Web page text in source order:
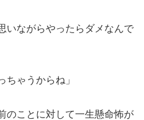
いながらやったらダメなんで
ちゃうからね」
のことに対して一生懸命怖が